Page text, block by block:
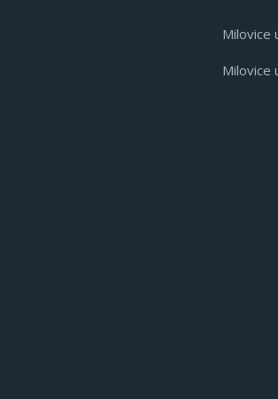
Milovice
Milovice